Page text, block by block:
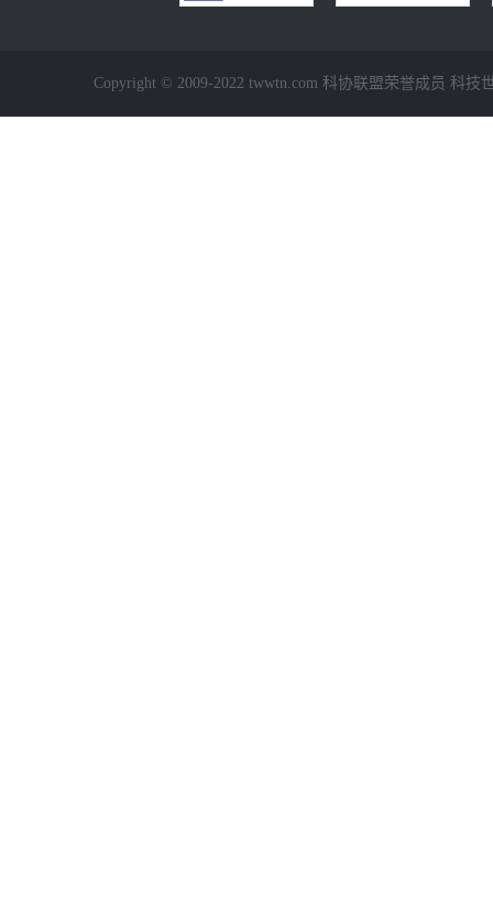
Copyright © 2009-2022 twwtn.com 科协联盟荣誉成员 科